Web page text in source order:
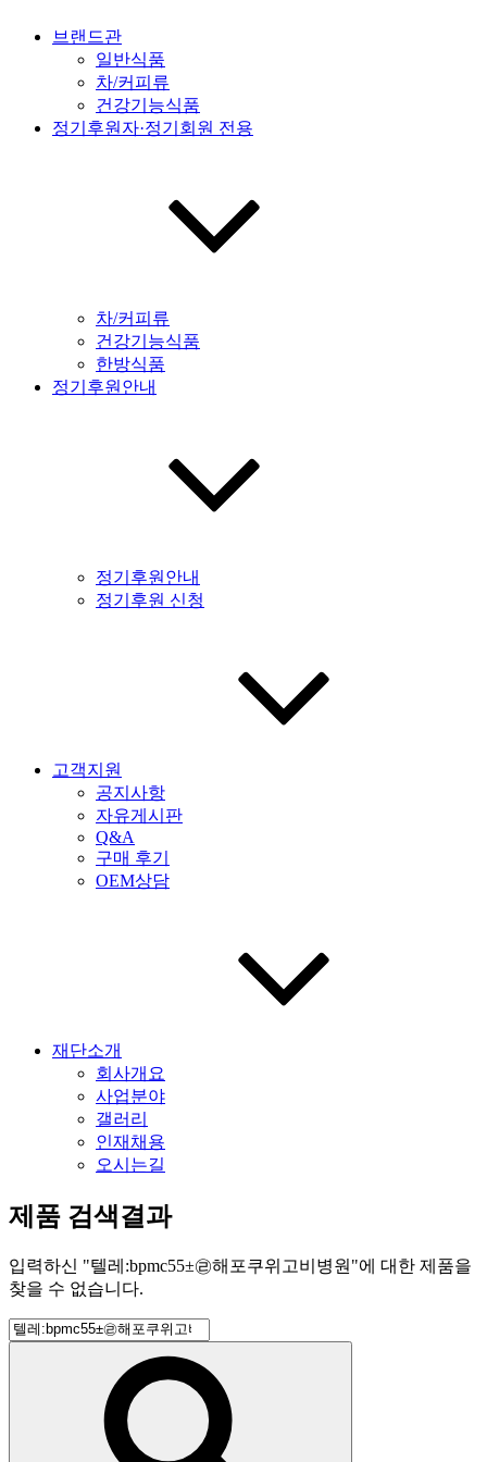
브랜드관
일반식품
차/커피류
건강기능식품
정기후원자·정기회원 전용
차/커피류
건강기능식품
한방식품
정기후원안내
정기후원안내
정기후원 신청
고객지원
공지사항
자유게시판
Q&A
구매 후기
OEM상담
재단소개
회사개요
사업분야
갤러리
인재채용
오시는길
제품 검색결과
입력하신 "텔레:bpmc55±㉣해포쿠위고비병원 "에 대한 제품을
찾을 수 없습니다.
검